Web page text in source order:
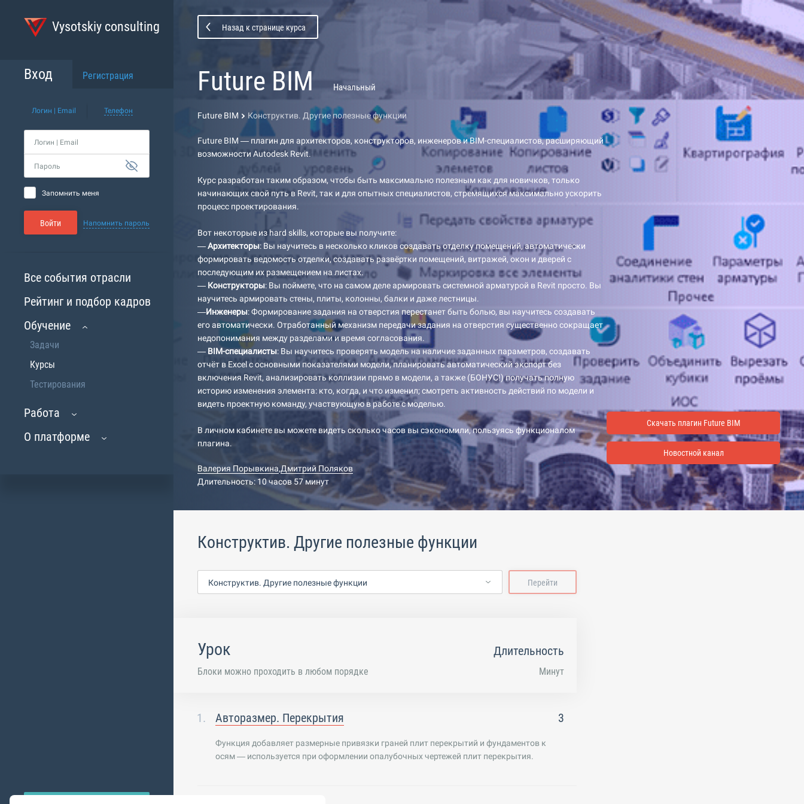
Vysotskiy consulting
Вход Регистрация
Логин | Email Телефон
Логин | Email
Пароль
Запомнить меня
Войти Напомнить пароль
Все события отрасли
Рейтинг и подбор кадров
Обучение
Задачи
Курсы
Тестирования
Работа
О платформе
Назад к странице курса
Future BIM Начальный
Future BIM Конструктив. Другие полезные функции
Future BIM — плагин для архитекторов, конструкторов, инженеров и BIM-специалистов, расширяющий
возможности Autodesk Revit.
Курс разработан таким образом, чтобы быть максимально полезным как для новичков, только
начинающих свой путь в Revit, так и для опытных специалистов, стремящихся максимально ускорить
процесс проектирования.
Вот некоторые из hard skills, которые вы получите:
—Архитекторы: Вы научитесь в несколько кликов создавать отделку помещений, автоматически
формировать ведомость отделки, создавать развёртки помещений, витражей, окон и дверей с
последующим их размещением на листах.
— Конструкторы: Вы поймете, что на самом деле армировать системной арматурой в Revit просто. Вы
научитесь армировать стены, плиты, колонны, балки и даже лестницы.
—Инженеры: Формирование задания на отверстия перестанет быть болью, вы научитесь создавать
его автоматически. Отработанный механизм передачи задания на отверстия существенно сокращает
недопонимания между разделами и время согласования.
— BIM-специалисты: Вы научитесь проверять модель на наличие заданных параметров, создавать
отчёт в Excel с основными показателями модели, планировать автоматический экспорт без
включения Revit, анализировать коллизии прямо в модели, а также (БОНУС!) получать полную
историю изменения элемента: кто, когда, и что изменил; смотреть активность действий по модели и
видеть проектную команду, участвующую в работе с моделью.
В личном кабинете вы можете видеть сколько часов вы сэкономили, пользуясь функционалом
плагина.
Валерия Порывкина,Дмитрий Поляков
Длительность: 10 часов 57 минут
Скачать плагин Future BIM
Новостной канал
Конструктив. Другие полезные функции
Конструктив. Другие полезные функции Перейти
Урок
Блоки можно проходить в любом порядке
Длительность
Минут
Авторазмер. Перекрытия 3
Функция добавляет размерные привязки граней плит перекрытий и фундаментов к
осям — используется при оформлении опалубочных чертежей плит перекрытия.